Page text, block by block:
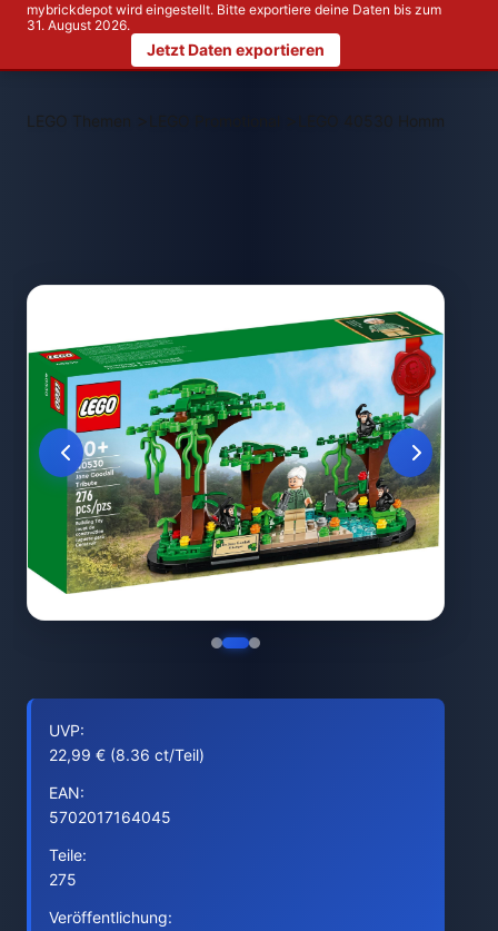
mybrickdepot wird eingestellt. Bitte exportiere deine Daten bis zum
31. August 2026.
Jetzt Daten exportieren
LEGO Themen > LEGO 40530 Hommage
UVP:
22,99 € (8.36 ct/Teil)
EAN:
5702017164045
Teile:
275
Veröffentlichung: